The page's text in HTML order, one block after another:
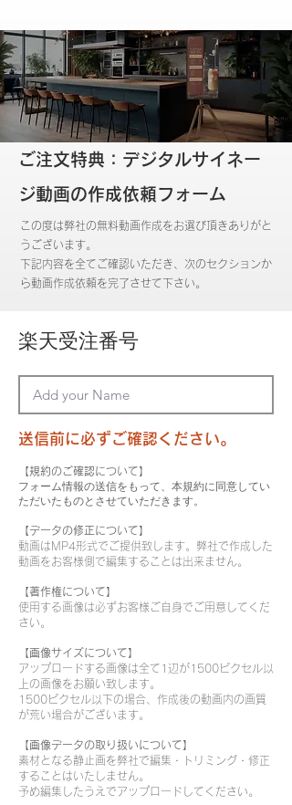
ご注文特典：デジタルサイネー
ジ動画の作成依頼フォーム
この度は弊社の無料動画作成をお選び頂きありがと
うございます。
下記内容を全てご確認いただき、次のセクションか
ら動画作成依頼を完了させて下さい。
楽天受注番号
送信前に必ずご確認ください。
【規約のご確認について】
フォーム情報の送信をもって、本規約に同意してい
ただいたものとさせていただきます。
【データの修正について】
動画はMP4形式でご提供致します。弊社で作成した
動画をお客様側で編集することは出来ません。
【著作権について】
使用する画像は必ずお客様ご自身でご用意してくだ
さい。
【画像サイズについて】
アップロードする画像は全て1辺が1500ピクセル以
上の画像をお願い致します。
1500ピクセル以下の場合、作成後の動画内の画質
が荒い場合がございます。
【画像データの取り扱いについて】
素材となる静止画を弊社で編集・トリミング・修正
することはいたしません。
予め編集したうえでアップロードしてください。